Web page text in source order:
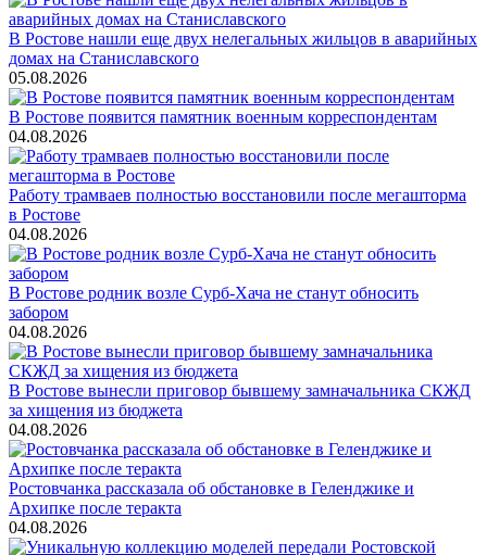
В Ростове нашли еще двух нелегальных жильцов в аварийных
домах на Станиславского
05.08.2026
В Ростове появится памятник военным корреспондентам
04.08.2026
Работу трамваев полностью восстановили после мегашторма
в Ростове
04.08.2026
В Ростове родник возле Сурб-Хача не станут обносить
забором
04.08.2026
В Ростове вынесли приговор бывшему замначальника СКЖД
за хищения из бюджета
04.08.2026
Ростовчанка рассказала об обстановке в Геленджике и
Архипке после теракта
04.08.2026